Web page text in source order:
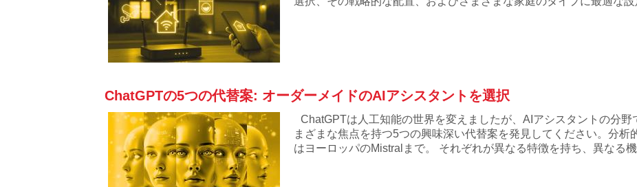
ChatGPTの5つの代替案: オーダーメイドのAIアシスタントを選択
ChatGPTは人工知能の世界を変えましたが、AIアシスタントの分
まざまな焦点を持つ5つの興味深い代替案を発見してください。分
はヨーロッパのMistralまで。 それぞれが異なる特徴を持ち、異なる機